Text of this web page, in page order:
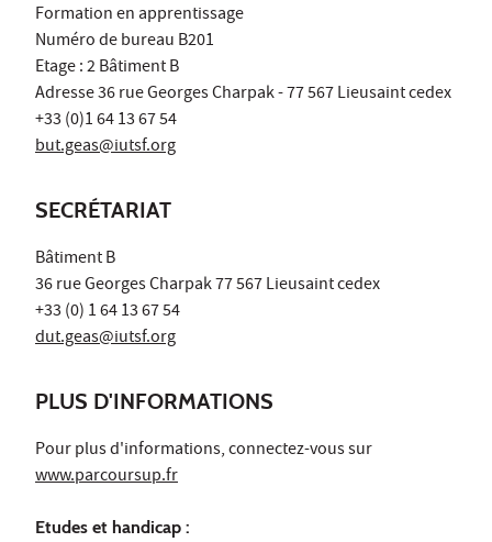
Formation en apprentissage
Numéro de bureau B201
Etage : 2 Bâtiment B
Adresse 36 rue Georges Charpak - 77 567 Lieusaint cedex
+33 (0)1 64 13 67 54
but.geas@iutsf.org
SECRÉTARIAT
Bâtiment B
36 rue Georges Charpak 77 567 Lieusaint cedex
+33 (0) 1 64 13 67 54
dut.geas@iutsf.org
PLUS D'INFORMATIONS
Pour plus d'informations, connectez-vous sur
www.parcoursup.fr
Etudes et handicap :